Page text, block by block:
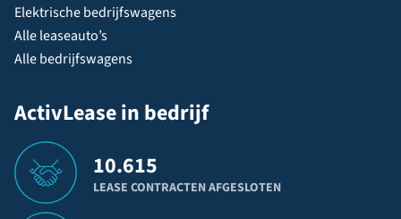
Elektrische bedrijfswagens
Alle leaseauto’s
Alle bedrijfswagens
ActivLease in bedrijf
10.615
LEASE CONTRACTEN AFGESLOTEN